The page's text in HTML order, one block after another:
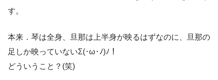
す。
本来．琴は全身、旦那は上半身が映るはずなのに、旦那の
足しか映っていないΣ(･ω･ﾉ)ﾉ！
どういうこと？(笑)